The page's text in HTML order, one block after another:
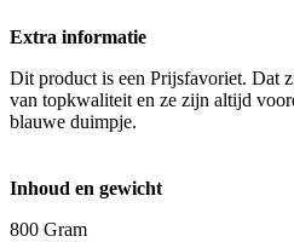
Extra informatie
Dit product is een Prijsfavoriet. Dat
van topkwaliteit en ze zijn altijd
blauwe duimpje.
Inhoud en gewicht
800 Gram